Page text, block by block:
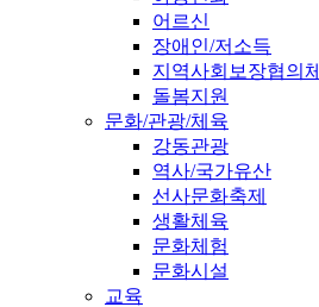
어르신
장애인/저소득
지역사회보장협의체
돌봄지원
문화/관광/체육
강동관광
역사/국가유산
선사문화축제
생활체육
문화체험
문화시설
교육